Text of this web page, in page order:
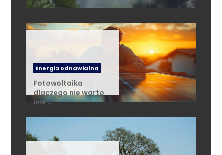
Energia odnawialna
Fotowoltaika
dlaczego nie warto
inw …